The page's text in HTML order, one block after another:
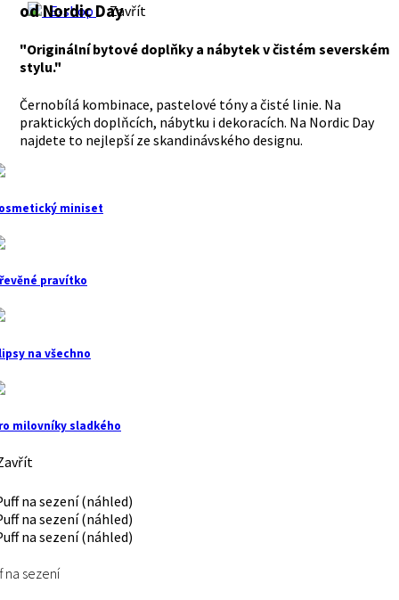
E-shop
Zavřít
od Nordic Day
"Originální bytové doplňky a nábytek v čistém severském
stylu."
Černobílá kombinace, pastelové tóny a čisté linie. Na
praktických doplňcích, nábytku i dekoracích. Na Nordic Day
najdete to nejlepší ze skandinávského designu.
miniset
pravítko
na všechno
milovníky sladkého
na sezení